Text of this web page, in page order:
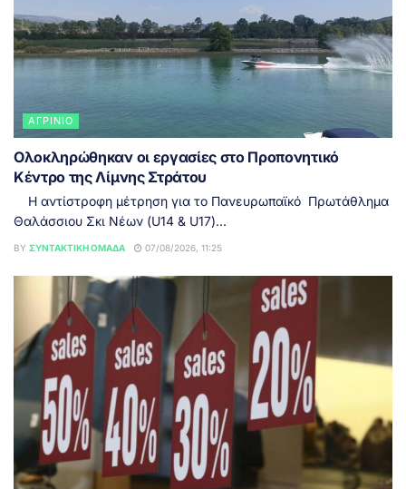
ΑΓΡΊΝΙΟ
Ολοκληρώθηκαν οι εργασίες στο Προπονητικό
Κέντρο της Λίμνης Στράτου
Η αντίστροφη μέτρηση για το Πανευρωπαϊκό Πρωτάθλημα
Θαλάσσιου Σκι Νέων (U14 & U17)...
BY ΣΥΝΤΑΚΤΙΚΉ ΟΜΆΔΑ 07/08/2026, 11:25